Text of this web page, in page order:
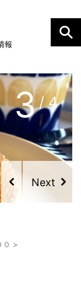
報
3/ 4
>